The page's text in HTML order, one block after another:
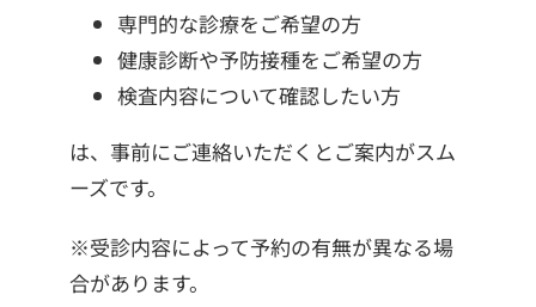
専門的な診療をご希望の方
健康診断や予防接種をご希望の方
検査内容について確認したい方
は、事前にご連絡いただくとご案内がスム
ーズです。
※受診内容によって予約の有無が異なる場
合があります。